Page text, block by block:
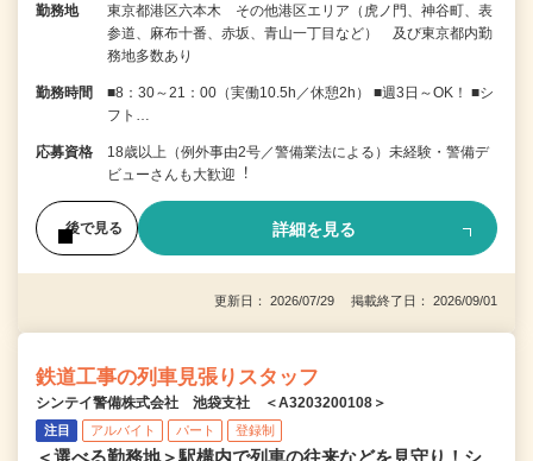
勤務地
東京都港区六本木 その他港区エリア（虎ノ門、神谷町、表
参道、麻布十番、赤坂、青山一丁目など） 及び東京都内勤
務地多数あり
勤務時間
■8：30～21：00（実働10.5h／休憩2h） ■週3日～OK！ ■シ
フト…
応募資格
18歳以上（例外事由2号／警備業法による）未経験・警備デ
ビューさんも⼤歓迎︕
後で見る 詳細を見る
更新日： 2026/07/29 掲載終了日： 2026/09/01
鉄道工事の列車見張りスタッフ
シンテイ警備株式会社 池袋支社 ＜A3203200108＞
注目 アルバイト パート 登録制